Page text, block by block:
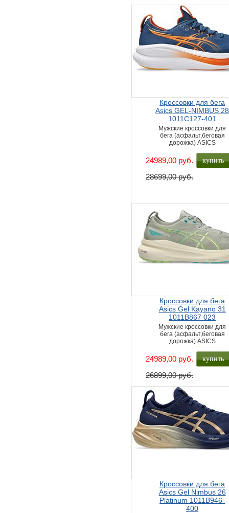
Кроссовки для бега
Asics GEL-NIMBUS 28
1011C127-401
Мужские кроссовки для
бега (асфальт,беговая
дорожка) ASICS
24989,00 руб.
28699,00 руб.
купить
Кроссовки для бега
Asics Gel Kayano 31
1011B867 023
Мужские кроссовки для
бега (асфальт,беговая
дорожка) ASICS
24989,00 руб.
26899,00 руб.
купить
Кроссовки для бега
Asics Gel Nimbus 26
Platinum 1011B946-
400